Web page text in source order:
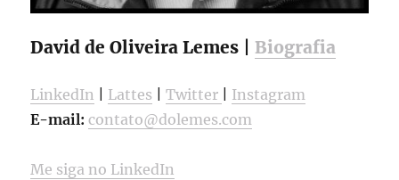
David de Oliveira Lemes |Biografia
LinkedIn Lattes |Twitter
Instagram
E-mail: contato@dolemes.com
Me siga no LinkedIn